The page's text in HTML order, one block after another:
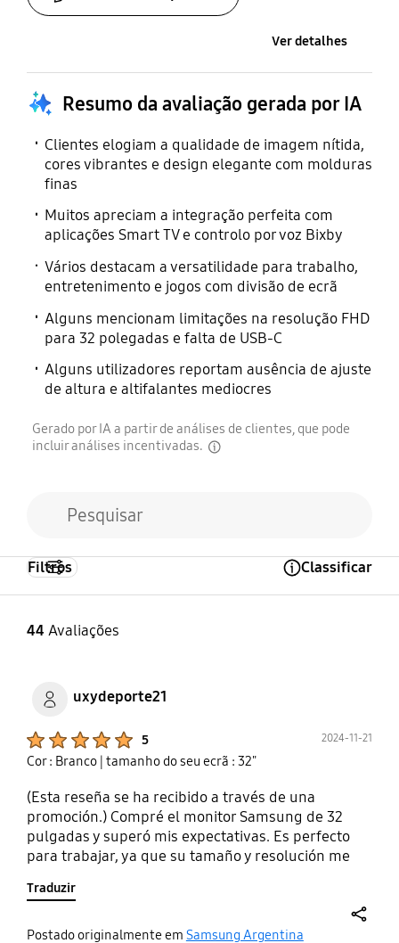
Ver detalhes
Resumo da avaliação gerada por IA
Clientes elogiam a qualidade de imagem nítida,
cores vibrantes e design elegante com molduras
finas
Muitos apreciam a integração perfeita com
aplicações Smart TV e controlo por voz Bixby
Vários destacam a versatilidade para trabalho,
entretenimento e jogos com divisão de ecrã
Alguns mencionam limitações na resolução FHD
para 32 polegadas e falta de USB-C
Alguns utilizadores reportam ausência de ajuste
de altura e altifalantes mediocres
Gerado por IA a partir de análises de clientes, que pode
incluir análises incentivadas.
44 Avaliações
Filtros Classificar
uxydeporte21
5 2024-11-21
Cor : Branco | tamanho do seu ecrã : 32"
(Esta reseña se ha recibido a través de una
promoción.) Compré el monitor Samsung de 32
pulgadas y superó mis expectativas. Es perfecto
para trabajar, ya que su tamaño y resolución me
perder detalle, lo que mejora notablemente mi
productividad. Además, la funcionalidad smart lo
hace ideal para el esparcimiento, ya que puedo
Traduzir
Postado originalmente em Samsung Argentina